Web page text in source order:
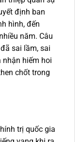
định ban
hình, đến
năm. Câu
sai lầm, sai
nhận hiếm hoi
chốt trong
trị quốc gia